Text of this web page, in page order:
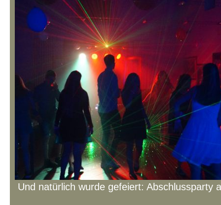
Und natürlich wurde gefeiert: Abschlussparty